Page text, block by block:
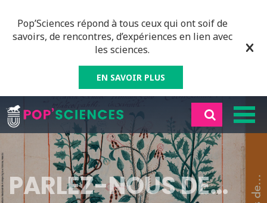
Pop’Sciences répond à tous ceux qui ont soif de
savoirs, de rencontres, d’expériences en lien avec
les sciences.
EN SAVOIR PLUS
PARLEZ-NOUS DE…